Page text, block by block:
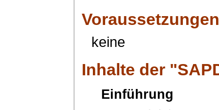
Voraussetzungen
keine
Inhalte der "
Einführung